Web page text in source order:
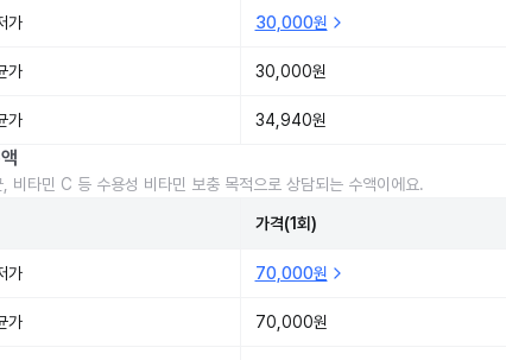
가 30,000원
가 30,000원
가 34,940원
비타민 C 등 수용성 비타민 보충 목적으로 상담되는 수액이에요.
가격(1회)
가 70,000원
가 70,000원